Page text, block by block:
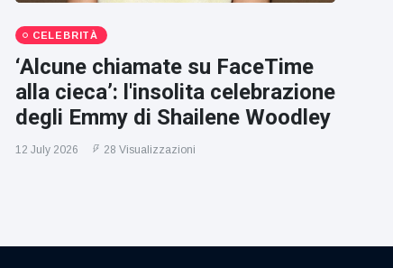
CELEBRITÀ
‘Alcune chiamate su FaceTime
alla cieca’: l'insolita celebrazione
degli Emmy di Shailene Woodley
12 July 2026 28 Visualizzazioni